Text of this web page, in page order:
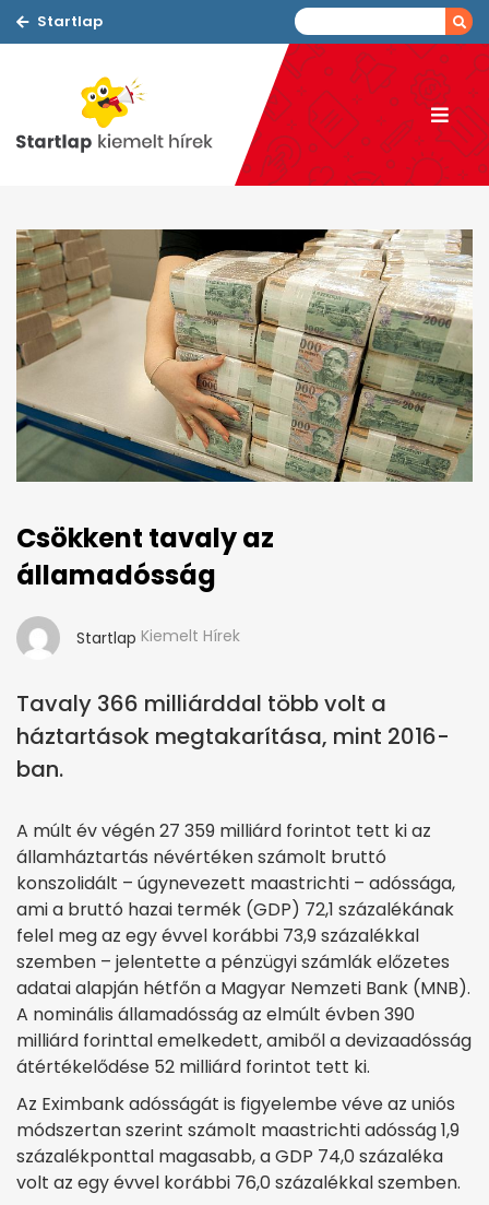
Startlap
Csökkent tavaly az
államadósság
Startlap Kiemelt Hírek
Tavaly 366 milliárddal több volt a
háztartások megtakarítása, mint 2016-
ban.
A múlt év végén 27 359 milliárd forintot tett ki az
államháztartás névértéken számolt bruttó
konszolidált – úgynevezett maastrichti – adóssága,
ami a bruttó hazai termék (GDP) 72,1 százalékának
felel meg az egy évvel korábbi 73,9 százalékkal
szemben – jelentette a pénzügyi számlák előzetes
adatai alapján hétfőn a Magyar Nemzeti Bank (MNB).
A nominális államadósság az elmúlt évben 390
milliárd forinttal emelkedett, amiből a devizaadósság
átértékelődése 52 milliárd forintot tett ki.
Az Eximbank adósságát is figyelembe véve az uniós
módszertan szerint számolt maastrichti adósság 1,9
százalékponttal magasabb, a GDP 74,0 százaléka
volt az egy évvel korábbi 76,0 százalékkal szemben.